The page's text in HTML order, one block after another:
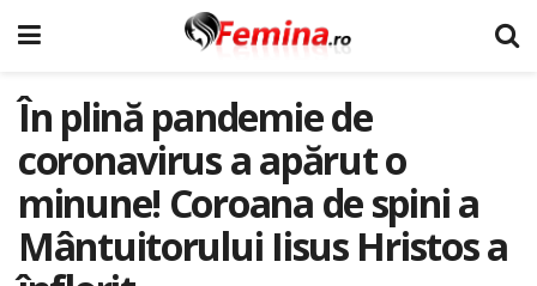
În plină pandemie de
coronavirus a apărut o
minune! Coroana de spini a
Mântuitorului Iisus Hristos a